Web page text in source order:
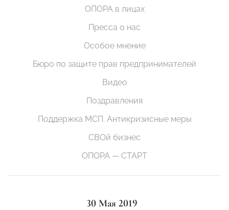
ОПОРА в лицах
Пресса о нас
Особое мнение
Бюро по защите прав предпринимателей
Видео
Поздравления
Поддержка МСП. Антикризисные меры
СВОй бизнес
ОПОРА — СТАРТ
30 Мая 2019